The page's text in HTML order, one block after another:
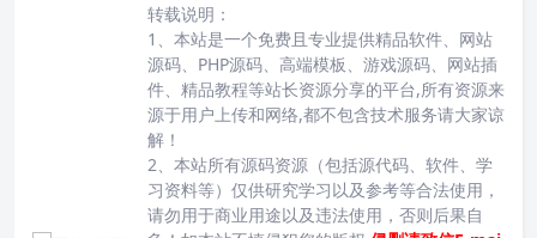
转载说明：
1、本站是一个免费且专业提供精品软件、网站
源码、PHP源码、高端模板、游戏源码、网站插
件、精品教程等站长资源分享的平台,所有资源来
源于用户上传和网络,都不包含技术服务请大家谅
解！
2、本站所有源码资源（包括源代码、软件、学
习资料等）仅供研究学习以及参考等合法使用，
请勿用于商业用途以及违法使用，否则后果自